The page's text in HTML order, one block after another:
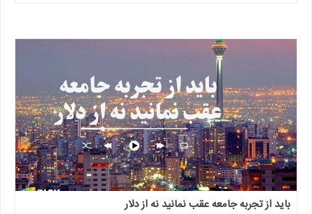
باید از تجربه جامعه عقب نمانید نه از دلار